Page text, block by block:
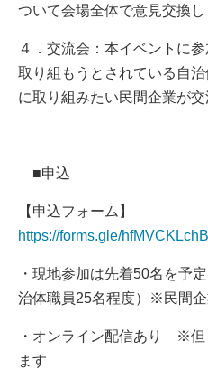
ついて会場全体で意見交換し
４．交流会：本イベントに
取り組もうとされている自
に取り組みたい民間企業が交
■申込
【申込フォーム】
https://forms.gle/
・現地参加は先着50名を予
治体職員25名程度）※民間
・オンライン配信あり ※但
ます